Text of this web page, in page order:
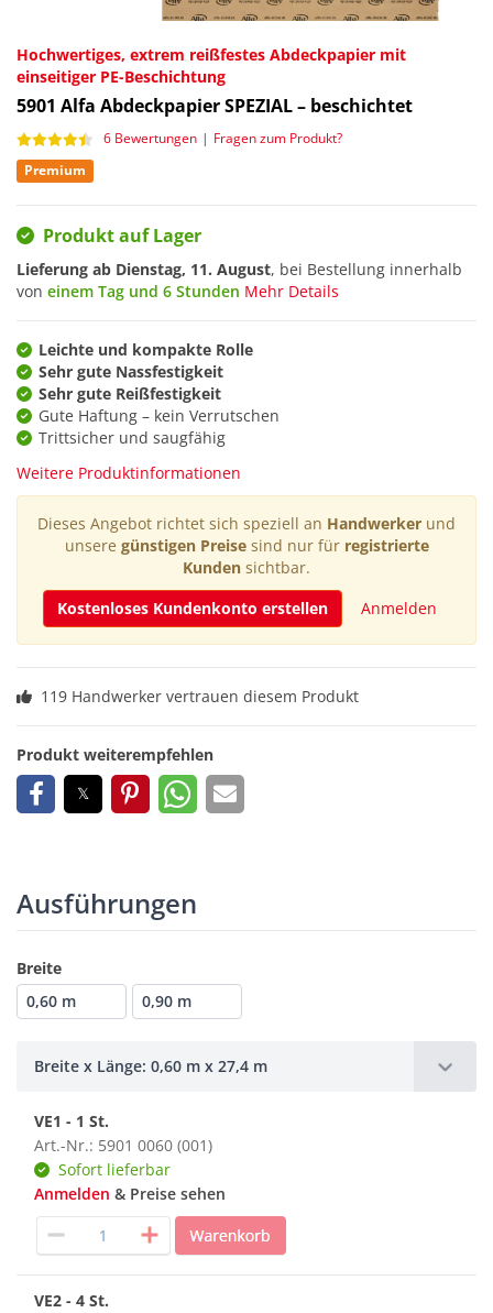
Hochwertiges, extrem reißfestes Abdeckpapier mit
einseitiger PE-Beschichtung
5901 Alfa Abdeckpapier SPEZIAL – beschichtet
6 Bewertungen | Fragen zum Produkt?
Premium
Produkt auf Lager
Lieferung ab Dienstag, 11. August, bei Bestellung innerhalb
von einem Tag und 6 Stunden Mehr Details
Leichte und kompakte Rolle
Sehr gute Nassfestigkeit
Sehr gute Reißfestigkeit
Gute Haftung – kein Verrutschen
Trittsicher und saugfähig
Weitere Produktinformationen
Dieses Angebot richtet sich speziell an Handwerker und
unsere günstigen Preisesind nur für registrierte
Kunden sichtbar.
Kostenloses Kundenkonto erstellen
Anmelden
119 Handwerker vertrauen diesem Produkt
Produkt weiterempfehlen
Ausführungen
Breite
0,60 m
0,90 m
Breite x Länge: 0,60 m x 27,4 m
VE1 - 1 St.
Art.-Nr.: 5901 0060 (001)
Sofort lieferbar
Anmelden & Preise sehen
VE2 - 4 St.